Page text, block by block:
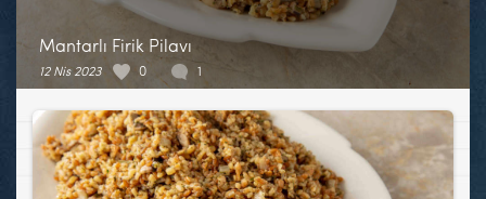
Mantarlı Firik Pilavı
12 Nis 2023 0 1